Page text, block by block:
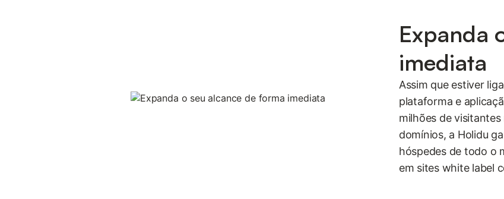
Expanda
imediata
Assim que estiver
plataforma e
milhões de
domínios, a Holidu
hóspedes de todo o
em sites white label